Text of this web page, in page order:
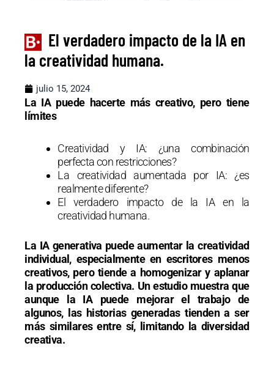
El verdadero impacto de la IA en
la creatividad humana.
julio 15, 2024
La IA puede hacerte más creativo, pero tiene
límites
Creatividad y IA: ¿una combinación
perfecta con restricciones?
La creatividad aumentada por IA: ¿es
realmente diferente?
El verdadero impacto de la IA en la
creatividad humana.
La IA generativa puede aumentar la creatividad
individual, especialmente en escritores menos
creativos, pero tiende a homogenizar y aplanar
la producción colectiva. Un estudio muestra que
aunque la IA puede mejorar el trabajo de
algunos, las historias generadas tienden a ser
más similares entre sí, limitando la diversidad
creativa.